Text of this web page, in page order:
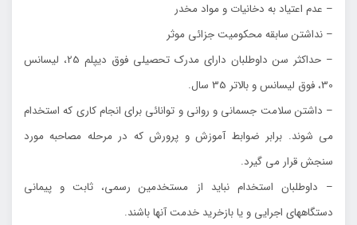
– عدم اعتياد به دخانيات و مواد مخدر
– نداشتن سابقه محكوميت جزائي موثر
– حداكثر سن داوطلبان داراي مدرك تحصيلي فوق ديپلم 25، ليسانس
30، فوق ليسانس و بالاتر 35 سال.
– داشتن سلامت جسماني و رواني و توانائي براي انجام كاري كه استخدام
مي شوند. برابر ضوابط آموزش و پرورش كه در مرحله مصاحبه مورد
سنجش قرار مي گيرد.
– داوطلبان استخدام نبايد از مستخدمين رسمي، ثابت و پيماني
دستگاههاي اجرايي و يا بازخريد خدمت آنها باشند.